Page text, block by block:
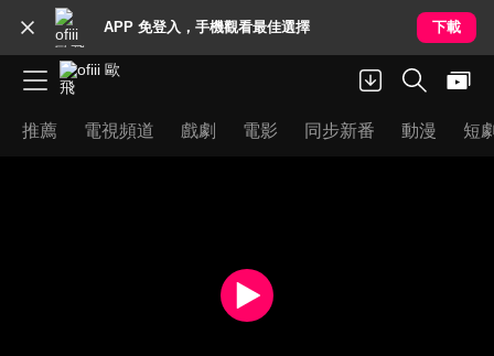
APP 免登入，手機觀看最佳選擇 下載
推薦 電視頻道 戲劇 電影 同步新番 動漫 短